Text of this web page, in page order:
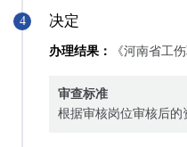
4 决定
办理结果： 《河南省工
审查标准
根据审核岗位审核后